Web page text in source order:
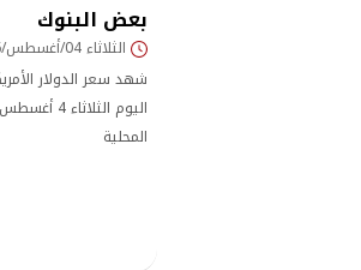
بعض البنوك
الثلاثاء 04/أغسطس/2026 - 01:58 م
شهد سعر الدولار
المحلية